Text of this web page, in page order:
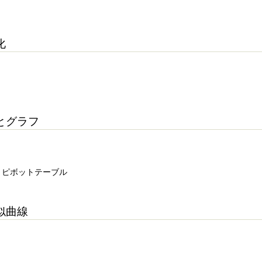
グラフ
ボットテーブル
曲線